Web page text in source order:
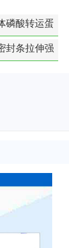
磷酸转运蛋
测
封条拉伸强